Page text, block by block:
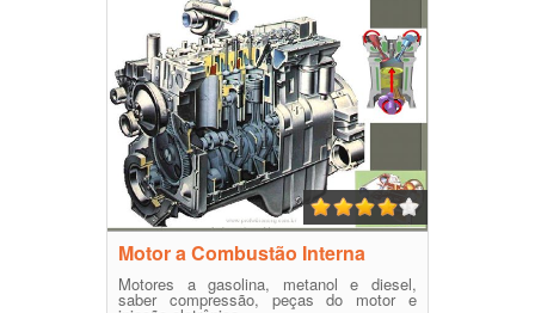
Motor a Combustão Interna
Motores a gasolina, metanol e diesel,
saber compressão, peças do motor e